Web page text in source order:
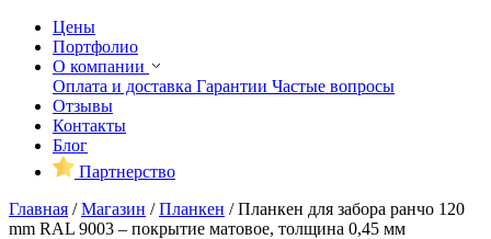
Цены
Портфолио
О компании
Оплата и доставка Гарантии Частые вопросы
Отзывы
Контакты
Блог
Партнерство
Главная /Магазин /Планкен /Планкен для забора ранчо 120
mm RAL 9003 – покрытие матовое, толщина 0,45 мм